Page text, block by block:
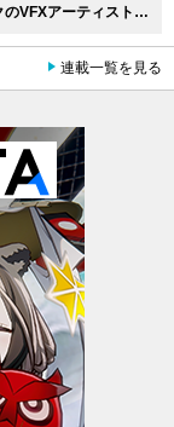
運送会社の仕分けアルバイトから、一路ニューヨークのVFXアーティストへ。第64回：佐藤文郎（Cineric Creative / Senior Flame Artist ）
連載一覧を見る